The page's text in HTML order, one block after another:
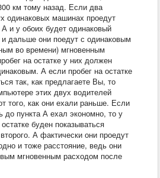
км тому назад. Если два
одинаковых машинах проедут
А и у обоих будет одинаковый
и дальше они поедут с одинаковым
во времени) мгновенным
на остатке у них должен
А если пробег на остатке
так, как предлагаете Вы, то
этих двух водителей
того, как они ехали раньше. Если
до пункта А ехал экономно, то у
буден показываться
А фактически они проедут
и тоже расстояние, ведь они
мгновенным расходом после